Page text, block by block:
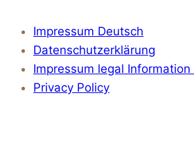
Impressum Deutsch
Datenschutzerklärung
Impressum legal Information
Privacy Policy